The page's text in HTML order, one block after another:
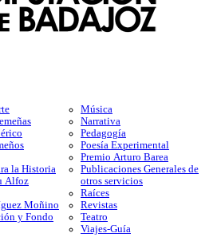
la Historia
Alfoz
Moñino
y Fondo
Música
Narrativa
Pedagogía
Poesía Experimental
Premio Arturo Barea
Publicaciones Generales de
otros servicios
Raíces
Revistas
Teatro
Viajes-Guía